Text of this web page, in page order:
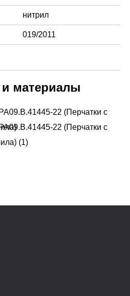
нитрил
019/2011
материалы
22 (Перчатки с
22 (Перчатки с
(1)